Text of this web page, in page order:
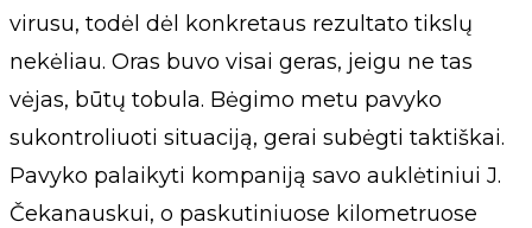
virusu, todėl dėl konkretaus rezultato tikslų
nekėliau. Oras buvo visai geras, jeigu ne tas
vėjas, būtų tobula. Bėgimo metu pavyko
sukontroliuoti situaciją, gerai subėgti taktiškai.
Pavyko palaikyti kompaniją savo auklėtiniui J.
Čekanauskui, o paskutiniuose kilometruose